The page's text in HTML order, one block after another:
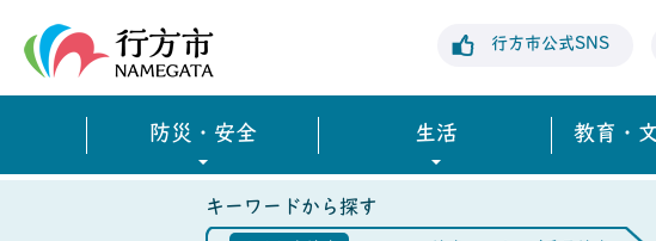
行方市公式SNS
防災・安全 生活 教育・
キーワードから探す